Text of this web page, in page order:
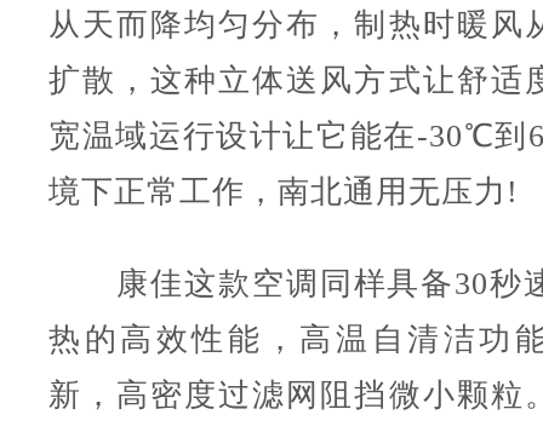
从天而降均匀分布，制热时暖风
扩散，这种立体送风方式让舒适
宽温域运行设计让它能在-30℃
境下正常工作，南北通用无压力!
康佳这款空调同样具备30秒
热的高效性能，高温自清洁功
新，高密度过滤网阻挡微小颗粒